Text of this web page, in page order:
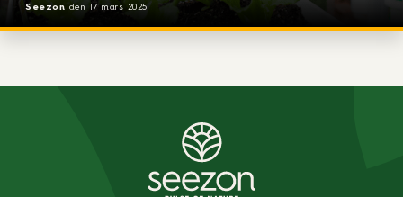
Seezon den 17 mars 2025